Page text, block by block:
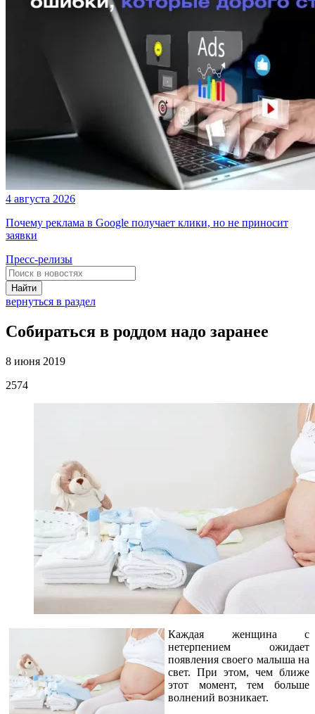
4 августа 2026
Почему реклама в Google получает клики, но не приносит
заявки
Пресс-релизы
Найти
вернуться в раздел
Собираться в роддом надо заранее
8 июня 2019
2574
Каждая женщина с
нетерпением ожидает
появления своего малыша на
свет. При этом, чем ближе
этот момент, тем больше
волнений возникает.